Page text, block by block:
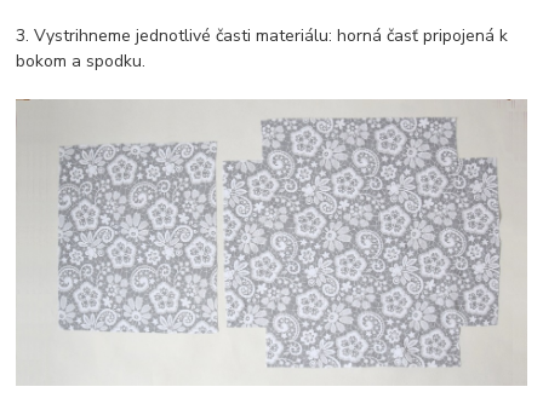
3. Vystrihneme jednotlivé časti materiálu: horná časť pripojená k
bokom a spodku.